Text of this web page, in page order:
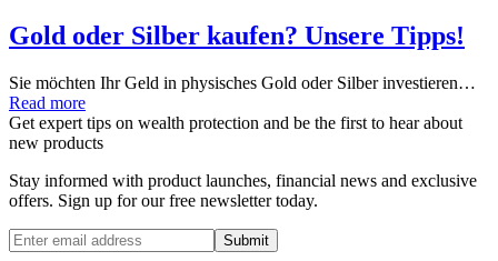
Gold oder Silber kaufen? Unsere Tipps!
Sie möchten Ihr Geld in physisches Gold oder Silber investieren…
Read more
Get expert tips on wealth protection and be the first to hear about
new products
Stay informed with product launches, financial news and exclusive
offers. Sign up for our free newsletter today.
Submit